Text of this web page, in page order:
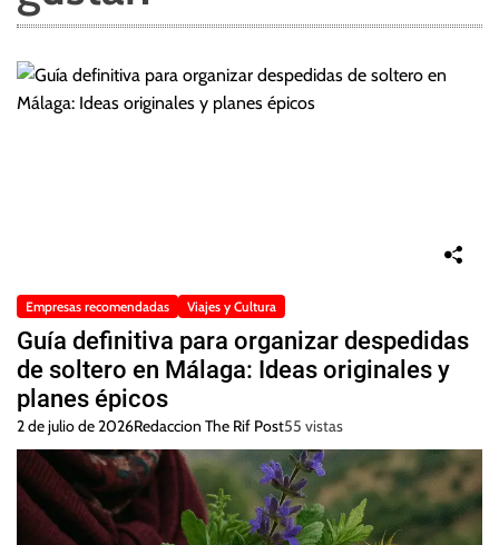
Empresas recomendadas Viajes y Cultura
Guía definitiva para organizar despedidas
de soltero en Málaga: Ideas originales y
planes épicos
2 de julio de 2026Redaccion The Rif Post55 vistas